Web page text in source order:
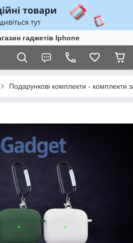
гаджетів Iphone
Подарункові комплекти - комплекти